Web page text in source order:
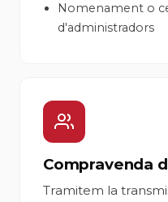
Nomenament o
d'administradors
Compravenda
Tramitem la